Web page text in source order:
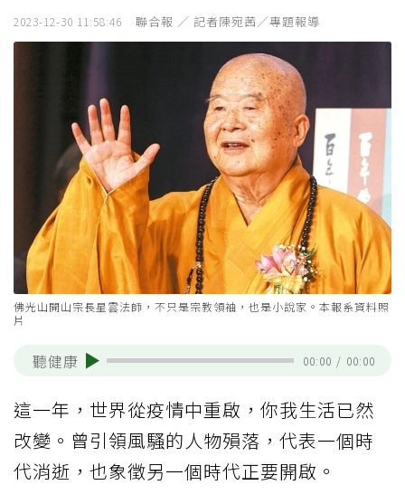
2023-12-30 11:58:46 聯合報 ／ 記者陳宛茜／專題報導
佛光山開山宗長星雲法師，不只是宗教領袖，也是小說家。本報系資料照
片
聽健康 00:00 / 00:00
這一年，世界從疫情中重啟，你我生活已然
改變。曾引領風騷的人物殞落，代表一個時
代消逝，也象徵另一個時代正要開啟。